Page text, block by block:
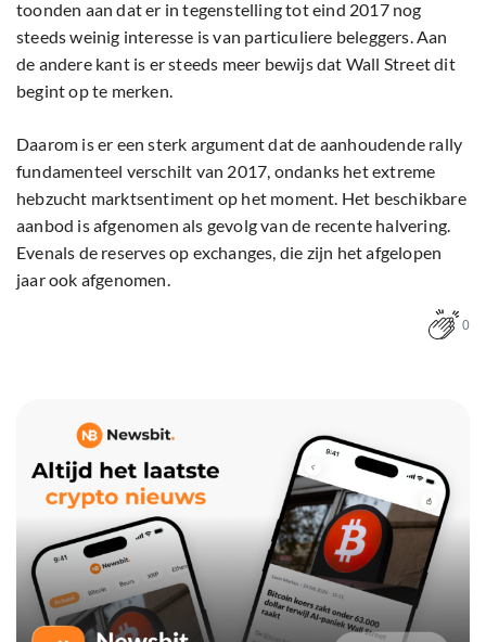
toonden aan dat er in tegenstelling tot eind 2017 nog
steeds weinig interesse is van particuliere beleggers. Aan
de andere kant is er steeds meer bewijs dat Wall Street dit
begint op te merken.
Daarom is er een sterk argument dat de aanhoudende rally
fundamenteel verschilt van 2017, ondanks het extreme
hebzucht marktsentiment op het moment. Het beschikbare
aanbod is afgenomen als gevolg van de recente halvering.
Evenals de reserves op exchanges, die zijn het afgelopen
jaar ook afgenomen.
0